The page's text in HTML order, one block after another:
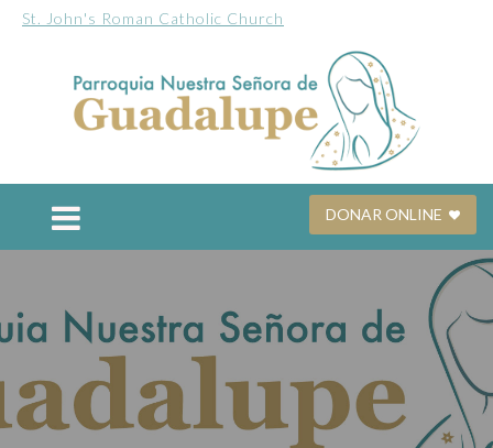
St. John's Roman Catholic Church
DONAR ONLINE